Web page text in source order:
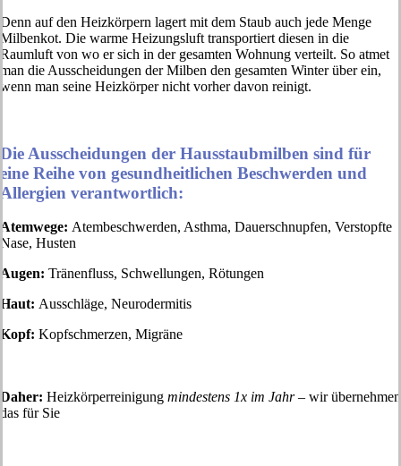
Denn auf den Heizkörpern lagert mit dem Staub auch jede Menge
Milbenkot. Die warme Heizungsluft transportiert diesen in die
Raumluft von wo er sich in der gesamten Wohnung verteilt. So atmet
man die Ausscheidungen der Milben den gesamten Winter über ein,
wenn man seine Heizkörper nicht vorher davon reinigt.
Die Ausscheidungen der Hausstaubmilben sind für
eine Reihe von gesundheitlichen Beschwerden und
Allergien verantwortlich:
Atemwege: Atembeschwerden, Asthma, Dauerschnupfen, Verstopfte
Nase, Husten
Augen: Tränenfluss, Schwellungen, Rötungen
Haut: Ausschläge, Neurodermitis
Kopf: Kopfschmerzen, Migräne
Daher: Heizkörperreinigung mindestens 1x im Jahr– wir übernehmen
das für Sie